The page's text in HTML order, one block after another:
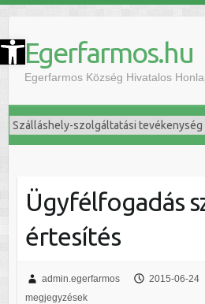
Eszköztár megnyitása Egerfarmos.hu
Egerfarmos Község Hivatalos
Ügyfélfogadás
értesítés
admin.egerfarmos 2015-06-24
megjegyzések